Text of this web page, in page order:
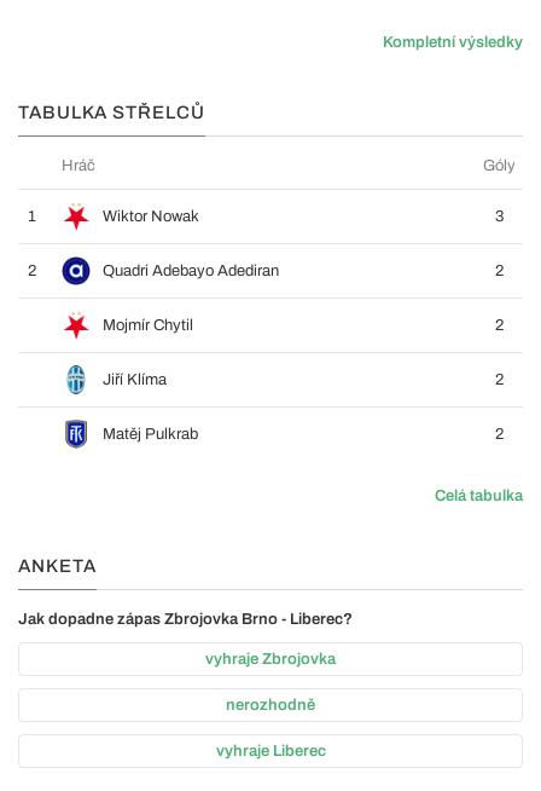
Kompletní výsledky
TABULKA STŘELCŮ
Hráč Góly
1 Wiktor Nowak 3
2 Quadri Adebayo Adediran 2
Mojmír Chytil 2
Jiří Klíma 2
Matěj Pulkrab 2
Celá tabulka
ANKETA
Jak dopadne zápas Zbrojovka Brno - Liberec?
vyhraje Zbrojovka
nerozhodně
vyhraje Liberec